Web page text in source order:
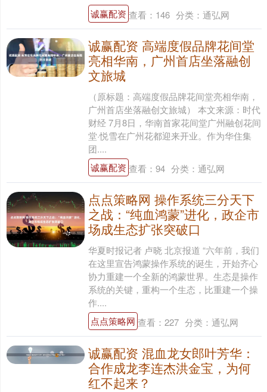
诚赢配资 查看： 146 分类： 通弘网
诚赢配资 高端度假品牌花间堂
亮相华南，广州首店坐落融创
文旅城
（原标题：高端度假品牌花间堂亮相华南，
广州首店坐落融创文旅城） 本文来源：时代
财经 7月8日，华南首家花间堂广州融创花间
堂·悦雪在广州花都迎来开业。作为华住集
团....
诚赢配资 查看： 94 分类： 通弘网
点点策略网 操作系统三分天下
之战：“纯血鸿蒙”进化，政企市
场成生态扩张突破口
华夏时报记者 卢晓 北京报道 “六年前，我们
在这里宣告鸿蒙操作系统的诞生，开始齐心
协力重建一个全新的鸿蒙世界。生态是操作
系统的关键，重构一个生态，比重建一个操
作....
点点策略网 查看： 227 分类： 通弘网
诚赢配资 混血龙女郎叶芳华：
合作成龙李连杰洪金宝，为何
红不起来？